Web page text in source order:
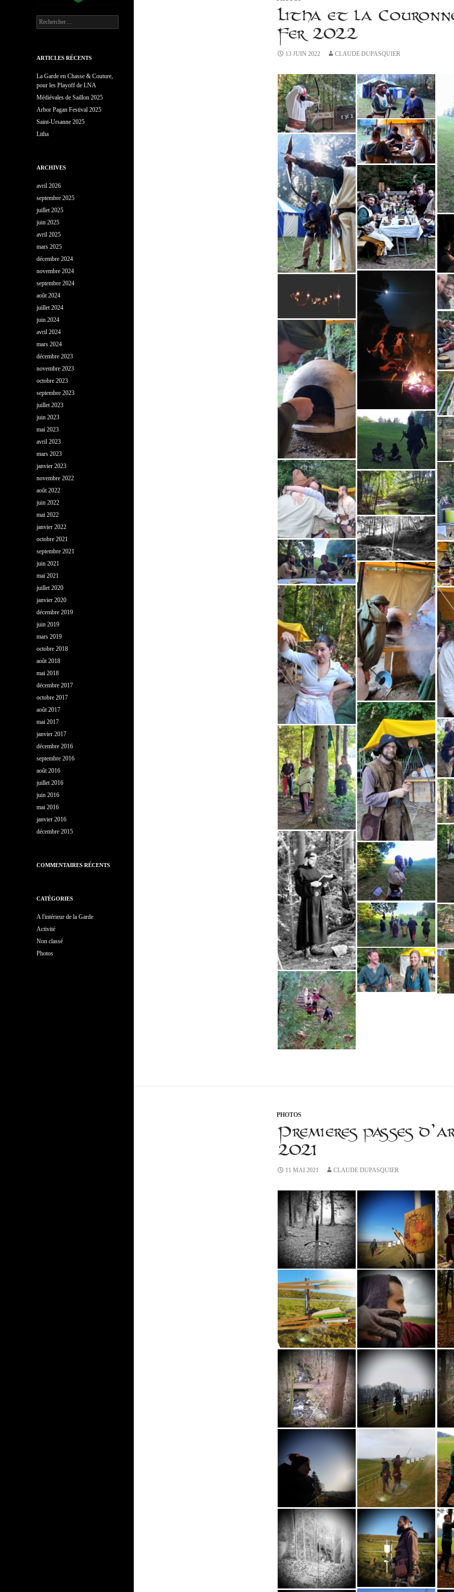
Litha et la
Fer 2022
13 JUIN 2022 CLAUDE DUPASQUIER
PHOTOS
Premières passes
2021
11 MAI 2021 CLAUDE DUPASQUIER
Rechercher :
ARTICLES RÉCENTS
La Garde en Chasse & Couture,
pour les Playoff de LNA
Médiévales de Saillon 2025
Arbor Pagan Festival 2025
Saint-Ursanne 2025
Litha
ARCHIVES
avril 2026
septembre 2025
juillet 2025
juin 2025
avril 2025
mars 2025
décembre 2024
novembre 2024
septembre 2024
août 2024
juillet 2024
juin 2024
avril 2024
mars 2024
décembre 2023
novembre 2023
octobre 2023
septembre 2023
juillet 2023
juin 2023
mai 2023
avril 2023
mars 2023
janvier 2023
novembre 2022
août 2022
juin 2022
mai 2022
janvier 2022
octobre 2021
septembre 2021
juin 2021
mai 2021
juillet 2020
janvier 2020
décembre 2019
juin 2019
mars 2019
octobre 2018
août 2018
mai 2018
décembre 2017
octobre 2017
août 2017
mai 2017
janvier 2017
décembre 2016
septembre 2016
août 2016
juillet 2016
juin 2016
mai 2016
janvier 2016
décembre 2015
COMMENTAIRES RÉCENTS
CATÉGORIES
A l'intérieur de la Garde
Activité
Non classé
Photos